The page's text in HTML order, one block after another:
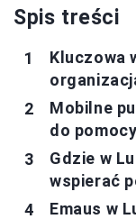
Spis treści
Kluczowa
Mobilne
do pomocy
Gdzie w
wspierać
Emaus w